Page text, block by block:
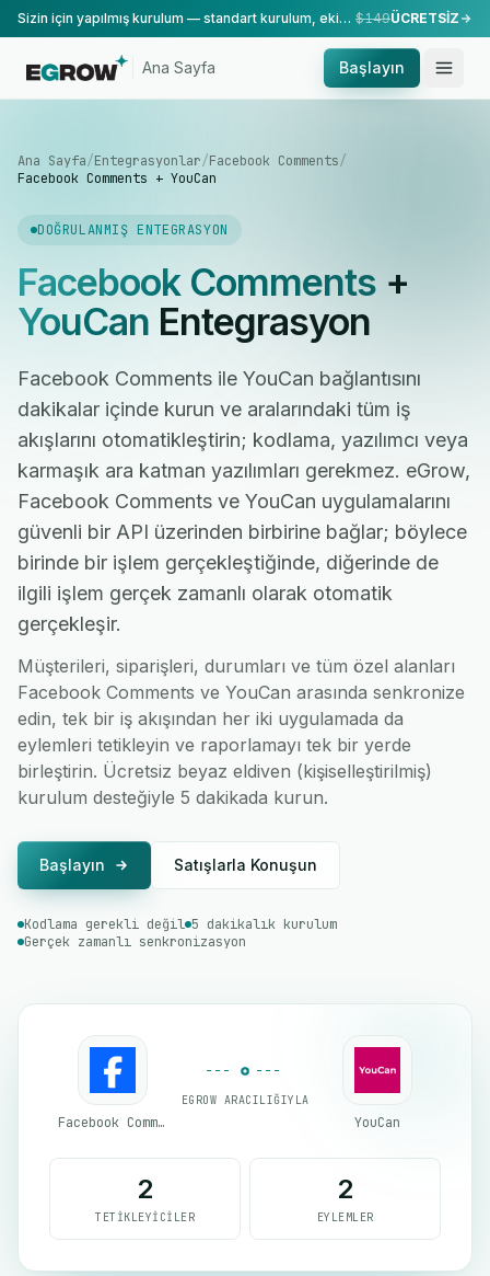
Sizin için yapılmış kurulum — standart kurulum, ekibimiz tarafından yapılır. $149ÜCRETSİZ
Ana Sayfa Başlayın
Ana Sayfa/Entegrasyonlar/Facebook Comments/
Facebook Comments + YouCan
DOĞRULANMIŞ ENTEGRASYON
Facebook Comments+
YouCan Entegrasyon
Facebook Comments ile YouCan bağlantısını
dakikalar içinde kurun ve aralarındaki tüm iş
akışlarını otomatikleştirin; kodlama, yazılımcı veya
karmaşık ara katman yazılımları gerekmez. eGrow,
Facebook Comments ve YouCan uygulamalarını
güvenli bir API üzerinden birbirine bağlar; böylece
birinde bir işlem gerçekleştiğinde, diğerinde de
ilgili işlem gerçek zamanlı olarak otomatik
gerçekleşir.
Müşterileri, siparişleri, durumları ve tüm özel alanları
Facebook Comments ve YouCan arasında senkronize
edin, tek bir iş akışından her iki uygulamada da
eylemleri tetikleyin ve raporlamayı tek bir yerde
birleştirin. Ücretsiz beyaz eldiven (kişiselleştirilmiş)
kurulum desteğiyle 5 dakikada kurun.
Başlayın Satışlarla Konuşun
Kodlama gerekli değil 5 dakikalık kurulum
Gerçek zamanlı senkronizasyon
Facebook Comments
EGROW ARACILIĞIYLA
YouCan
2
TETIKLEYICILER
2
EYLEMLER